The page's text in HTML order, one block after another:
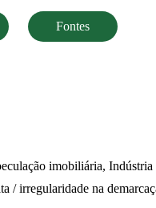
Fontes
imobiliária,
/ irregularidade na